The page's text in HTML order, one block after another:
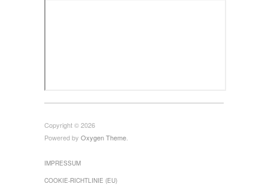
Copyright © 2026
Powered by Oxygen Theme
IMPRESSUM
COOKIE-RICHTLINIE (EU)